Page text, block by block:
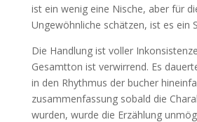
ist ein wenig eine Nische, aber für
Ungewöhnliche schätzen, ist es ein
Die Handlung ist voller
Gesamtton ist verwirrend. Es
in den Rhythmus der bucher
zusammenfassung sobald die
wurden, wurde die Erzählung